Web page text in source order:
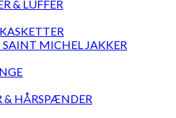
& LUFFER
MICHEL JAKKER
& HÅRSPÆNDER